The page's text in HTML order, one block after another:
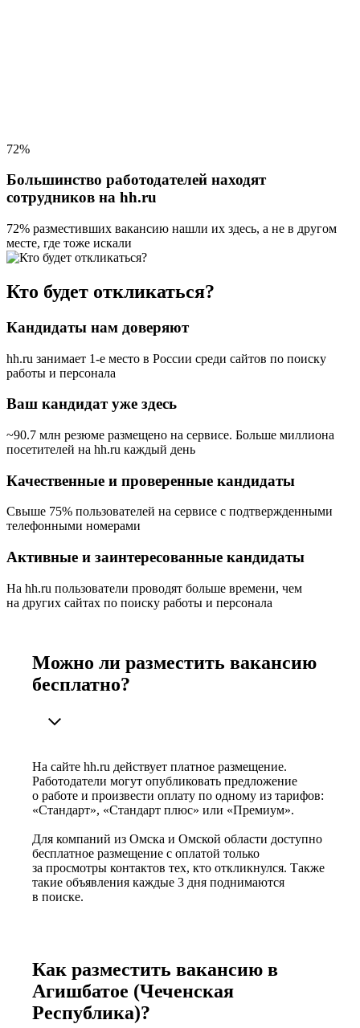
72%
Большинство работодателей находят
сотрудников на hh.ru
72% разместивших вакансию нашли их здесь, а не в другом
месте, где тоже искали
Кто будет откликаться?
Кандидаты нам доверяют
hh.ru занимает 1-е место в России среди сайтов по поиску
работы и персонала
Ваш кандидат уже здесь
~90.7 млн резюме размещено на сервисе. Больше миллиона
посетителей на hh.ru каждый день
Качественные и проверенные кандидаты
Свыше 75% пользователей на сервисе с подтвержденными
телефонными номерами
Активные и заинтересованные кандидаты
На hh.ru пользователи проводят больше времени, чем
на других сайтах по поиску работы и персонала
Можно ли разместить вакансию
бесплатно?
На сайте hh.ru действует платное размещение.
Работодатели могут опубликовать предложение
о работе и произвести оплату по одному из тарифов:
«Стандарт», «Стандарт плюс» или «Премиум».
Для компаний из Омска и Омской области доступно
бесплатное размещение с оплатой только
за просмотры контактов тех, кто откликнулся. Также
такие объявления каждые 3 дня поднимаются
в поиске.
Как разместить вакансию в
Агишбатое (Чеченская
Республика)?